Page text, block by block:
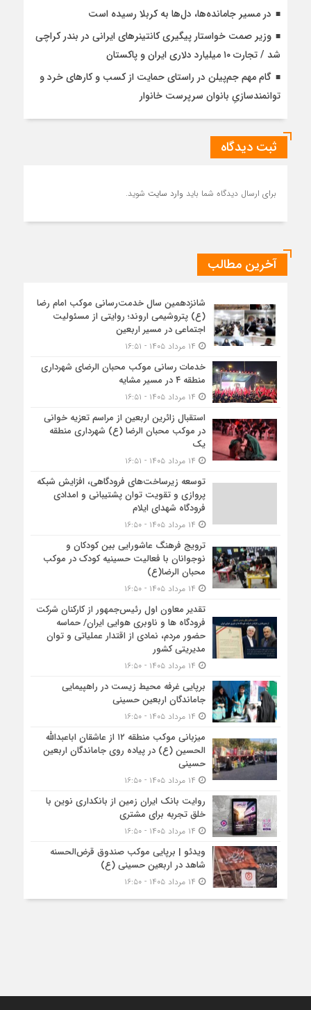
در مسیر جا‌مانده‌ها، دل‌ها به کربلا رسیده است
وزیر صمت خواستار پیگیری کانتینرهای ایرانی در بندر کراچی
شد / تجارت ۱۰ میلیارد دلاری ایران و پاکستان
گام مهم جم‌پیلن در راستای حمایت از کسب و کارهای خرد و
توانمندسازیِ بانوان سرپرست خانوار
ثبت دیدگاه
برای ارسال دیدگاه شما باید وارد سایت شوید.
آخرین مطالب
شانزدهمین سال خدمت‌رسانی موکب امام رضا
(ع) پتروشیمی اروند؛ روایتی از مسئولیت
اجتماعی در مسیر اربعین
خدمات رسانی موکب محبان الرضای شهرداری
منطقه ۴ در مسیر مشایه
استقبال زائرین اربعین از مراسم تعزیه خوانی
در موکب محبان الرضا (ع) شهرداری منطقه
یک
توسعه زیرساخت‌های فرودگاهی، افزایش شبکه
پروازی و تقویت توان پشتیبانی و امدادی
فرودگاه شهدای ایلام
ترویج فرهنگ عاشورایی بین کودکان و
نوجوانان با فعالیت حسینیه کودک در موکب
محبان الرضا(ع)
تقدیر معاون اول رئیس‌جمهور از کارکنان شرکت
فرودگاه ها و ناوبری هوایی ایران/ حماسه
حضور مردم، نمادی از اقتدار عملیاتی و توان
مدیریتی کشور
برپایی غرفه محیط زیست در راهپیمایی
جاماندگان اربعین حسینی
میزبانی موکب منطقه ۱۲ از عاشقان اباعبدالله
الحسین (ع) در پیاده روی جاماندگان اربعین
حسینی
روایت بانک ایران زمین از بانکداری نوین با
خلق تجربه برای مشتری
ویدئو | برپایی موکب صندوق قرض‌الحسنه
شاهد در اربعین حسینی (ع)